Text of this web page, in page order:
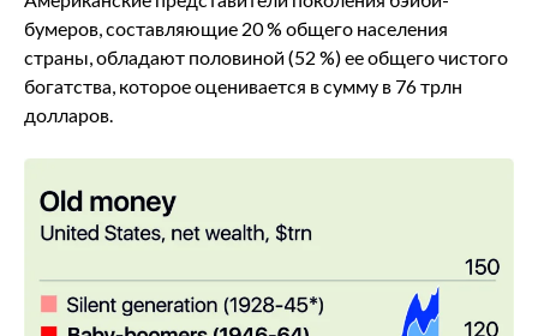
бумеров, составляющие 20 % общего населения
страны, обладают половиной (52 %) ее общего чистого
богатства, которое оценивается в сумму в 76 трлн
долларов.